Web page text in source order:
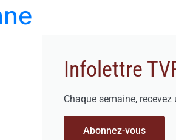
Infolettre
Chaque semaine,
Abonnez-vous